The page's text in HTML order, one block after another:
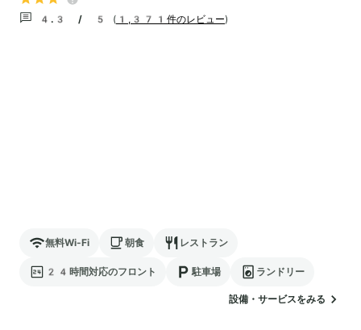
4.3 / 5 ( 1,371件のレビュー)
無料Wi-Fi 朝食 レストラン
24時間対応のフロント 駐車場 ランドリー
設備・サービスをみる